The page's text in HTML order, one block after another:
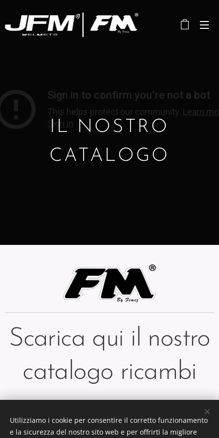
IL NOSTRO
CATALOGO
Scarica qui il nostro
catalogo ricambi
Utilizziamo i cookie per consentire il corretto funzionamento
e la sicurezza del nostro sito web e per offrirti la migliore